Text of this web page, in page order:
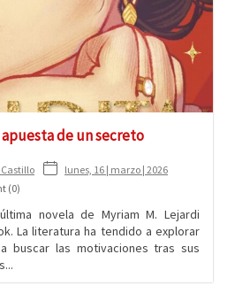
de un secreto
lunes, 16 | marzo | 2026
(0)
novela de Myriam M. Lejardi
La literatura ha tendido a explorar
buscar las motivaciones tras sus